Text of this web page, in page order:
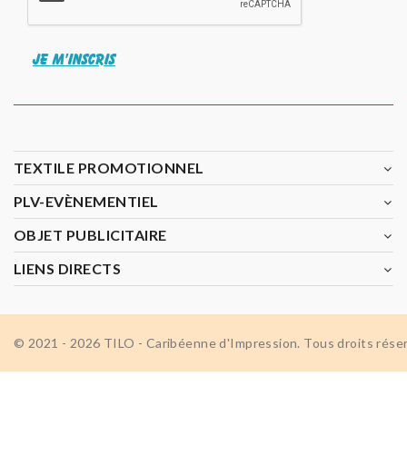
JE M'INSCRIS
TEXTILE PROMOTIONNEL
PLV-EVÈNEMENTIEL
OBJET PUBLICITAIRE
LIENS DIRECTS
© 2021 - 2026 TILO - Caribéenne d'Impression. Tous droits